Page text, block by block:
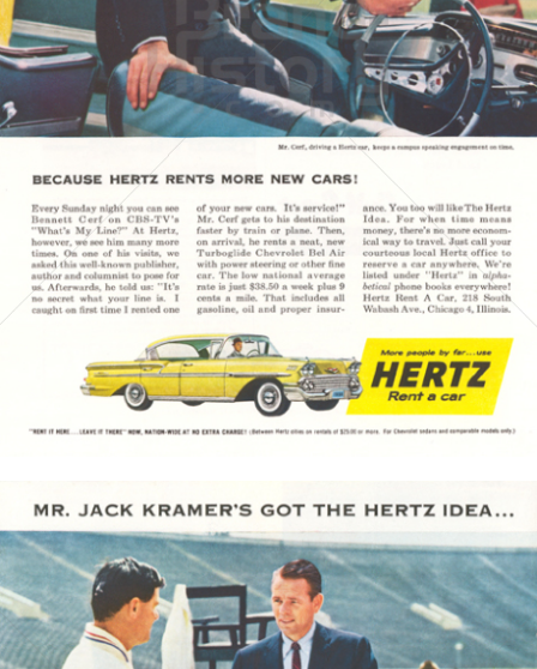
HERTZ
Hertz Autovermietung GmbH, 65760 Eschborn
1958
Bild-ID: 3660